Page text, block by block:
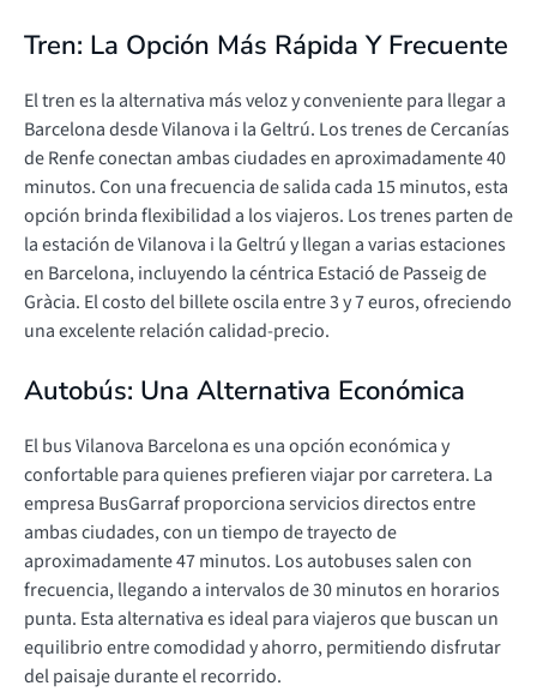
Tren: La Opción Más Rápida Y Frecuente
El tren es la alternativa más veloz y conveniente para llegar a
Barcelona desde Vilanova i la Geltrú. Los trenes de Cercanías
de Renfe conectan ambas ciudades en aproximadamente 40
minutos. Con una frecuencia de salida cada 15 minutos, esta
opción brinda flexibilidad a los viajeros. Los trenes parten de
la estación de Vilanova i la Geltrú y llegan a varias estaciones
en Barcelona, incluyendo la céntrica Estació de Passeig de
Gràcia. El costo del billete oscila entre 3 y 7 euros, ofreciendo
una excelente relación calidad-precio.
Autobús: Una Alternativa Económica
El bus Vilanova Barcelona es una opción económica y
confortable para quienes prefieren viajar por carretera. La
empresa BusGarraf proporciona servicios directos entre
ambas ciudades, con un tiempo de trayecto de
aproximadamente 47 minutos. Los autobuses salen con
frecuencia, llegando a intervalos de 30 minutos en horarios
punta. Esta alternativa es ideal para viajeros que buscan un
equilibrio entre comodidad y ahorro, permitiendo disfrutar
del paisaje durante el recorrido.